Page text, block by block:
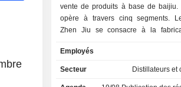
vente de produits à base de baijiu.
opère à travers cinq segments.
Zhen Jiu se consacre à la
baijiu sous la marque Zhen Jiu. Le
Du se consacre à la fabrication, à la
Employés
Secteur Distillateurs et